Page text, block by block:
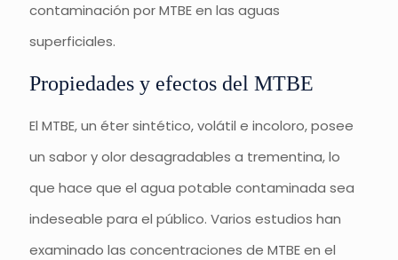
contaminación por MTBE en las aguas
superficiales.
Propiedades y efectos del MTBE
El MTBE, un éter sintético, volátil e incoloro, posee
un sabor y olor desagradables a trementina, lo
que hace que el agua potable contaminada sea
indeseable para el público. Varios estudios han
examinado las concentraciones de MTBE en el